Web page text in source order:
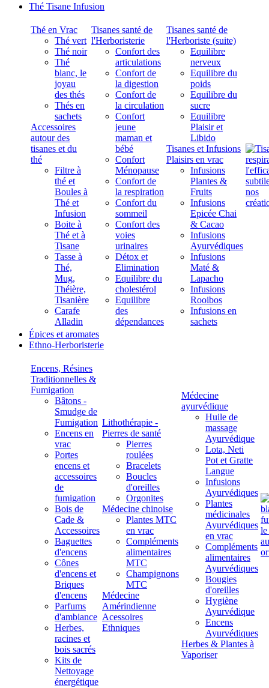
Thé Tisane Infusion
Thé en Vrac
Thé vert
Thé noir
Thé
blanc, le
joyau
des thés
Thés en
sachets
Accessoires
autour des
tisanes et du
thé
Filtre à
thé et
Boules à
Thé et
Infusion
Boite à
Thé et à
Tisane
Tasse à
Thé,
Mug,
Théière,
Tisanière
Carafe
Alladin
Tisanes santé de
l'Herboristerie
Confort des
articulations
Confort de
la digestion
Confort de
la circulation
Confort
jeune
maman et
bébé
Confort
Ménopause
Confort de
la respiration
Confort du
sommeil
Confort des
voies
urinaires
Détox et
Elimination
Equilibre du
cholestérol
Equilibre
des
dépendances
Tisanes santé de
l'Herboriste (suite)
Equilibre
nerveux
Equilibre du
poids
Equilibre du
sucre
Equilibre
Plaisir et
Libido
Tisanes et Infusions
Plaisirs en vrac
Infusions
Plantes &
Fruits
Infusions
Epicée Chai
& Cacao
Infusions
Ayurvédiques
Infusions
Maté &
Lapacho
Infusions
Rooibos
Infusions en
sachets
Épices et aromates
Ethno-Herboristerie
Encens, Résines
Traditionnelles &
Fumigation
Bâtons -
Smudge de
Fumigation
Encens en
vrac
Portes
encens et
accessoires
de
fumigation
Bois de
Cade &
Accessoires
Baguettes
d'encens
Cônes
d'encens et
Briques
d'encens
Parfums
d'ambiance
Herbes,
racines et
bois sacrés
Kits de
Nettoyage
énergétique
Lithothérapie -
Pierres de santé
Pierres
roulées
Bracelets
Boucles
d'oreilles
Orgonites
Médecine chinoise
Plantes MTC
en vrac
Compléments
alimentaires
MTC
Champignons
MTC
Médecine
Amérindienne
Acessoires
Ethniques
Médecine
ayurvédique
Huile de
massage
Ayurvédique
Lota, Neti
Pot et Gratte
Langue
Infusions
Ayurvédiques
Plantes
médicinales
Ayurvédiques
en vrac
Compléments
alimentaires
Ayurvédiques
Bougies
d'oreilles
Hygiène
Ayurvédique
Encens
Ayurvédiques
Herbes & Plantes à
Vaporiser